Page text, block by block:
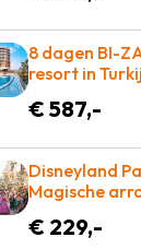
8 dagen BI-
resort in
€ 587,-
Disneyland
Magische
€ 229,-